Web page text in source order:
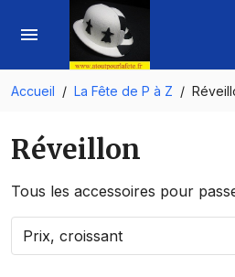
menu
Accueil La Fête de P à Z
Réveillon
Tous les accessoires pour
Prix, croissant